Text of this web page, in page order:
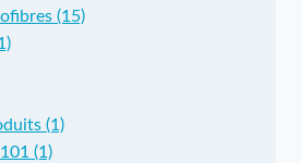
(15)
(1)
(1)